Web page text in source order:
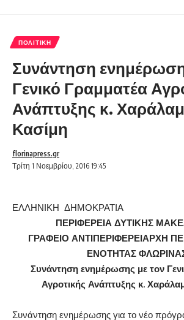
ΠΟΛΙΤΙΚΉ
Συνάντηση
Γενικό Γραμματέα
Ανάπτυξης κ.
Κασίμη
Τρίτη 1 Νοεμβρίου, 2016 19:45
florinapress.gr
ΕΛΛΗΝΙΚΗ ΔΗΜΟΚΡΑΤΙΑ
ΠΕΡΙΦΕΡΕΙΑ ΔΥΤΙΚΗΣ
ΓΡΑΦΕΙΟ ΑΝΤΙΠΕΡΙΦΕΡΕΙΑΡΧΗ
ΕΝΟΤΗΤΑΣ
Συνάντηση ενημέρωσης με τον
Αγροτικής Ανάπτυξης κ.
Συνάντηση ενημέρωσης για το νέο